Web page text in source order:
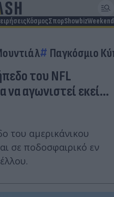
ΚόσμοςΣπορShowbizWeekend
Παγκόσμιο
του NFL
αγωνιστεί εκεί...
του αμερικάνικου
σε ποδοσφαιρικό εν